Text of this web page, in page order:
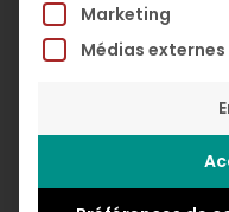
Marketing
Médias externes